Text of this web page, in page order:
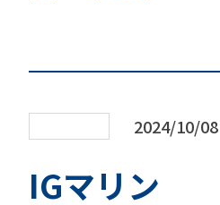
2024/10/08
IGマリン